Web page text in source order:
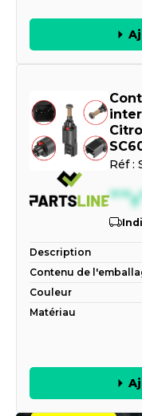
Réf :
--
Description
Contenu de
Couleur
Matériau